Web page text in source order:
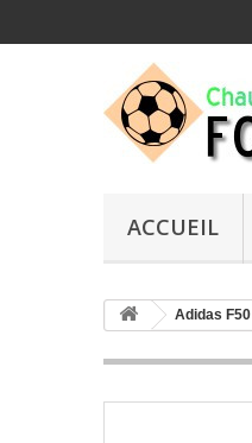
ACCUEIL
Adidas F50